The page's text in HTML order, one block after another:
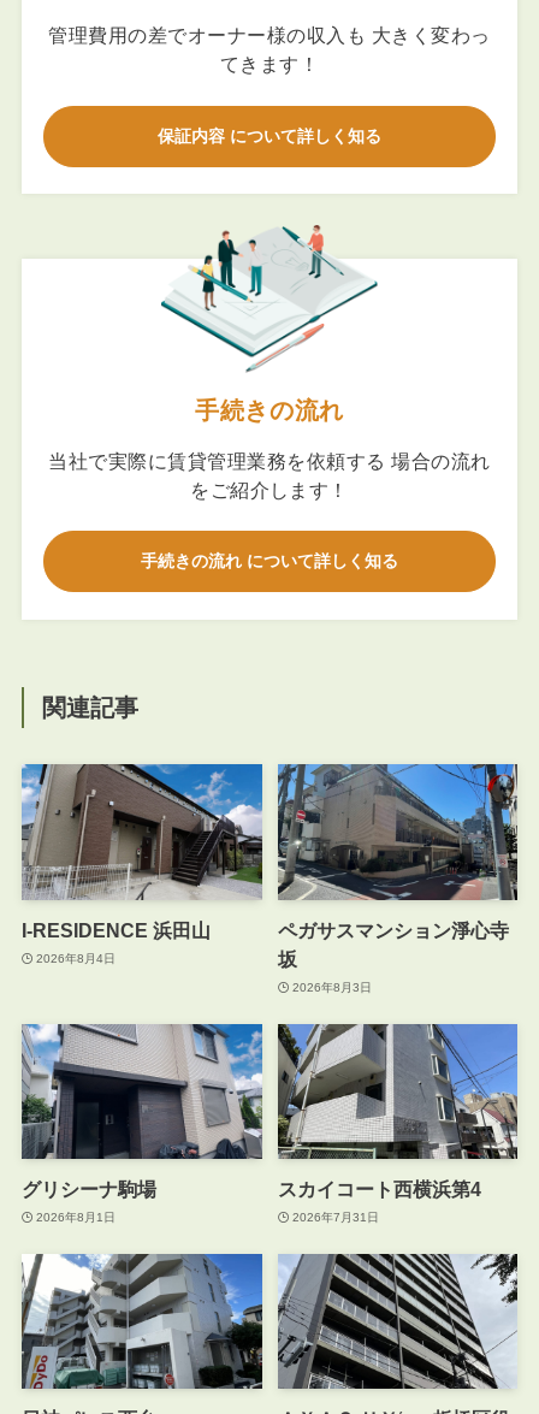
管理費用の差でオーナー様の収入も 大きく変わっ
てきます！
保証内容 について詳しく知る
手続きの流れ
当社で実際に賃貸管理業務を依頼する 場合の流れ
をご紹介します！
手続きの流れ について詳しく知る
関連記事
I-RESIDENCE 浜田山
2026年8月4日
ペガサスマンション淨心寺
坂
2026年8月3日
グリシーナ駒場
2026年8月1日
スカイコート西横浜第4
2026年7月31日